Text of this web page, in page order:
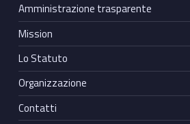
Amministrazione trasparente
Mission
Lo Statuto
Organizzazione
Contatti